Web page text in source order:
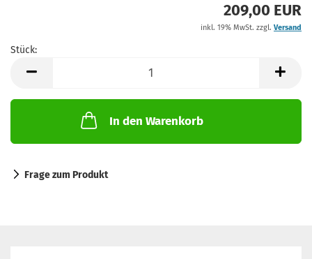
209,00 EUR
inkl. 19% MwSt. zzgl. Versand
Stück:
In den Warenkorb
Frage zum Produkt